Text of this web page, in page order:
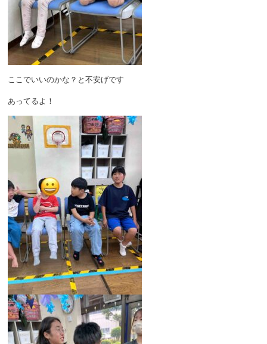
ここでいいのかな？と不安げです
あってるよ！